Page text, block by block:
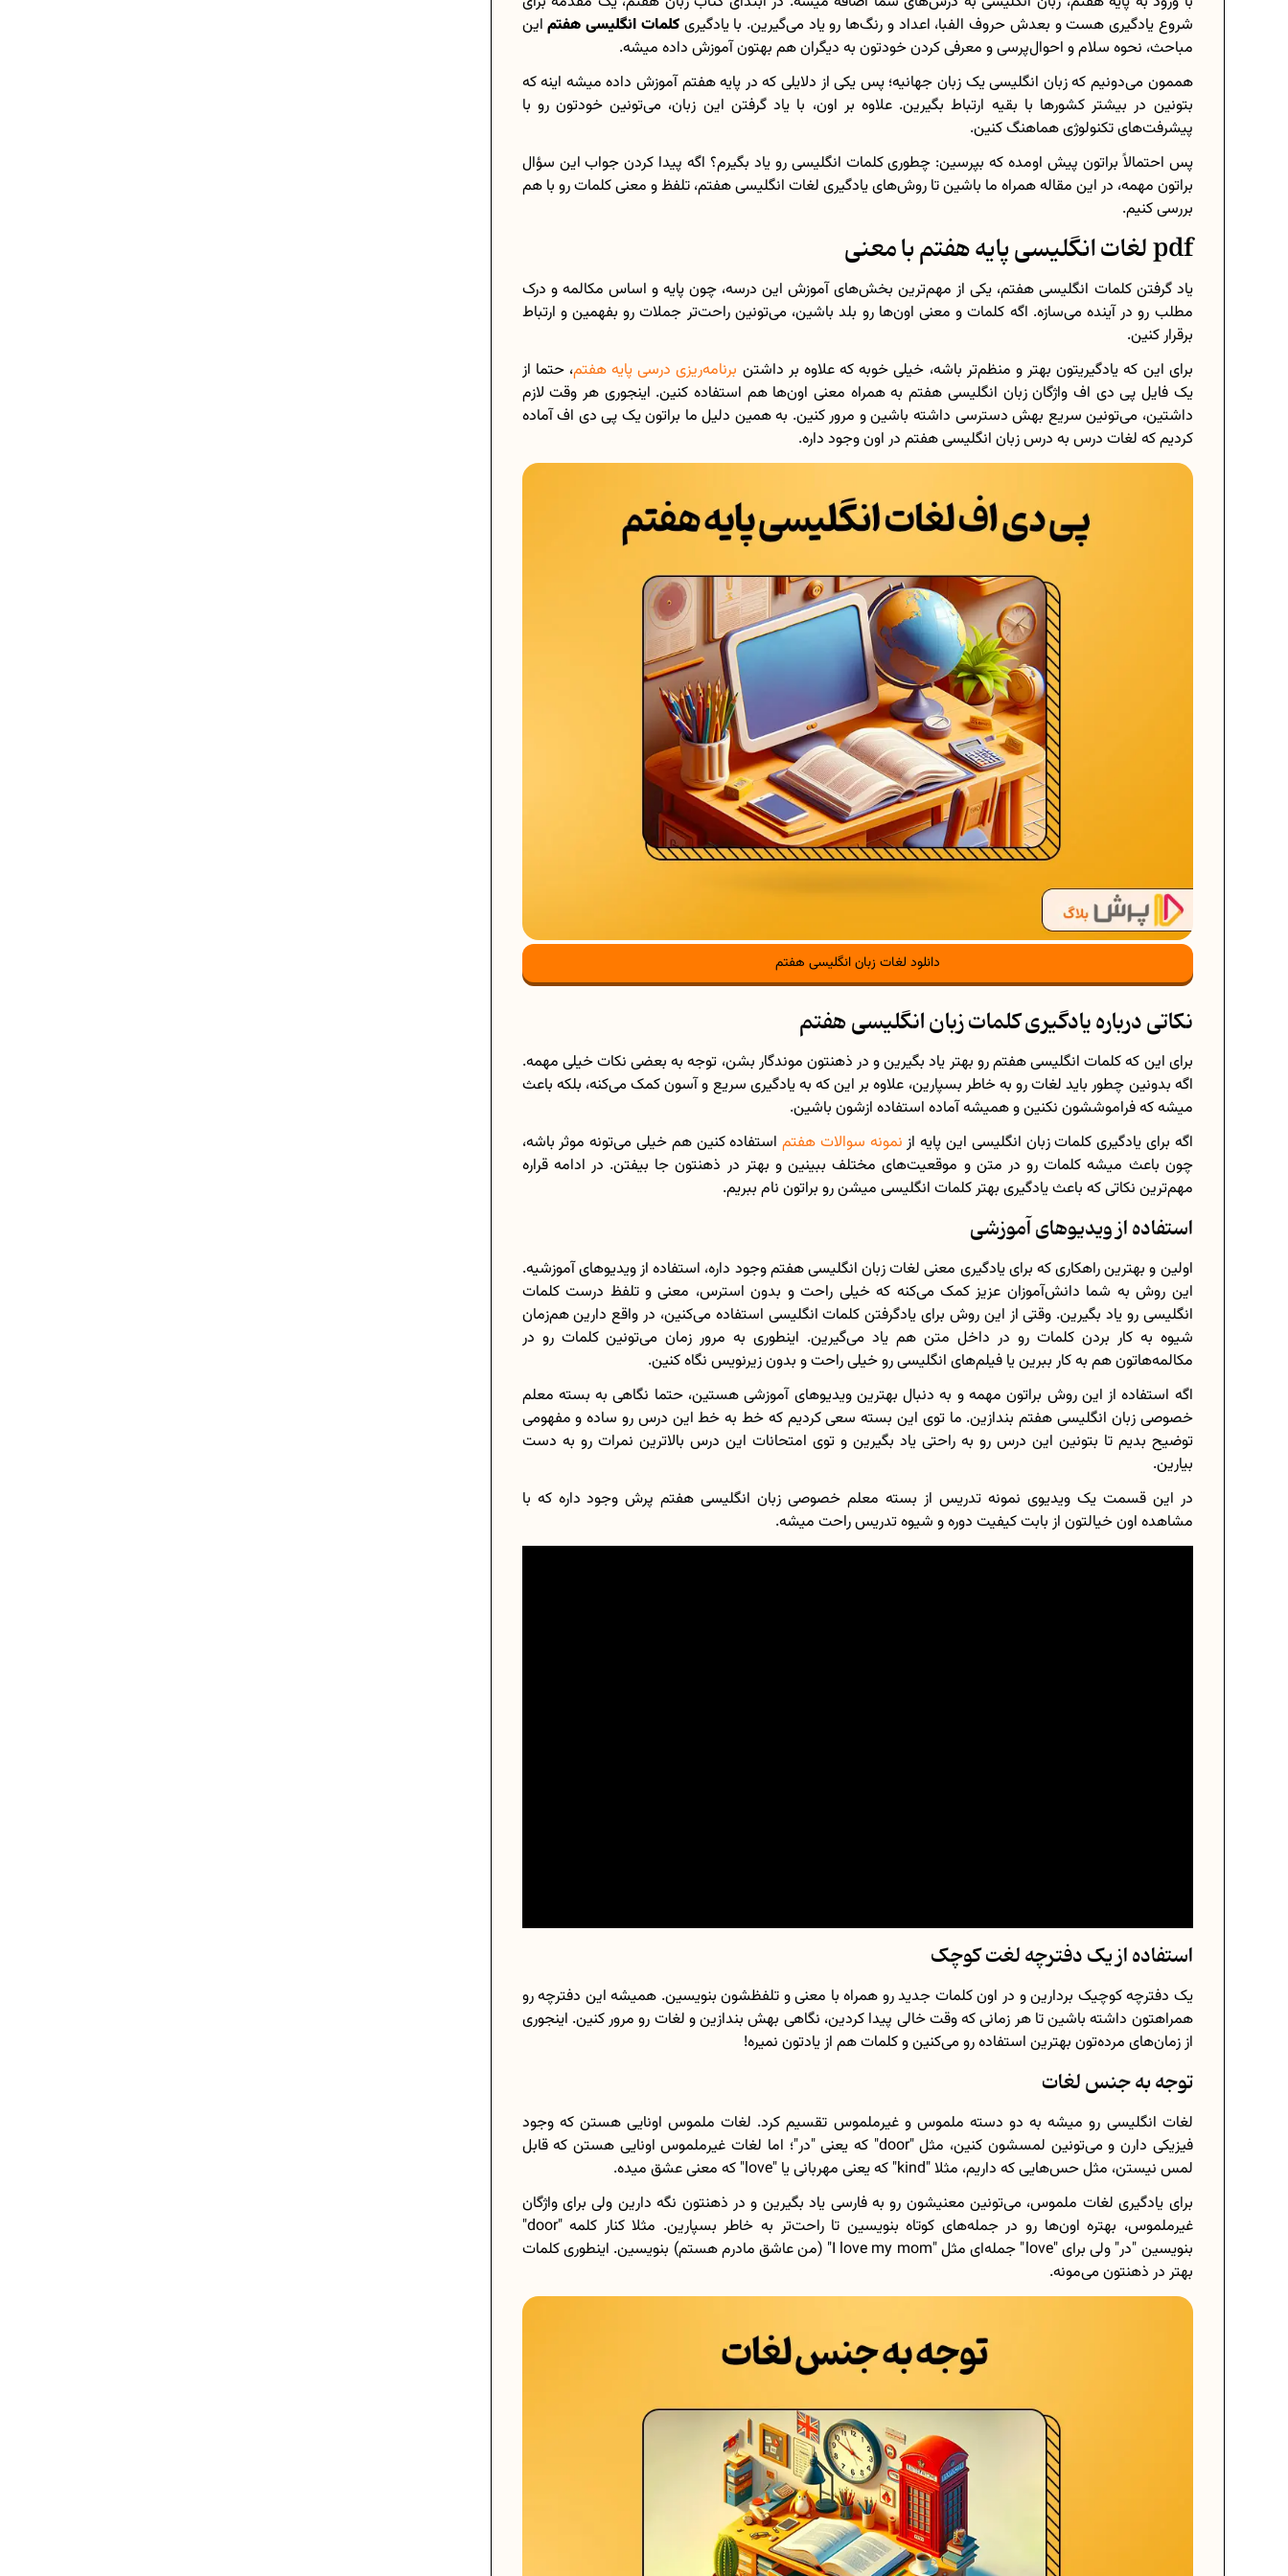
برنامه‌ ریزی درسی هشتم
چگونه برنامه‌ ریزی درسی کنیم؟
دانلود رایگان نمونه سوالات امتحانی...
دانلود رایگان کتاب‌های دوازدهم...
اعداد صحیح، طبیعی و گویا چه اعدادی...
برنامه‌ ریزی درسی هشتم
دانلود رایگان نمونه سوالات امتحانی...
اعداد صحیح، طبیعی و گویا چه اعدادی...
شروع یادگیری هست و بعدش حروف الفبا، اعداد و رنگ‌ها رو یاد می‌گیرین. با یادگیریکلمات انگلیسی هفتماین
مباحث، نحوه سلام و احوال‌پرسی و معرفی کردن خودتون به دیگران هم بهتون آموزش داده میشه.
هممون می‌دونیم که زبان انگلیسی یک زبان جهانیه؛ پس یکی از دلایلی که در پایه هفتم آموزش داده میشه اینه که
بتونین در بیشتر کشورها با بقیه ارتباط بگیرین. علاوه بر اون، با یاد گرفتن این زبان، می‌تونین خودتون رو با
پیشرفت‌های تکنولوژی هماهنگ کنین.
پس احتمالاً براتون پیش اومده که بپرسین: چطوری کلمات انگلیسی رو یاد بگیرم؟ اگه پیدا کردن جواب این سؤال
براتون مهمه، در این مقاله همراه ما باشین تا روش‌های یادگیری لغات انگلیسی هفتم، تلفظ و معنی کلمات رو با هم
بررسی کنیم.
pdf لغات انگلیسی پایه هفتم با معنی
یاد گرفتن کلمات انگلیسی هفتم، یکی از مهم‌ترین بخش‌های آموزش این درسه، چون پایه و اساس مکالمه و درک
مطلب رو در آینده می‌سازه. اگه کلمات و معنی اون‌ها رو بلد باشین، می‌تونین راحت‌تر جملات رو بفهمین و ارتباط
برقرار کنین.
برای این که یادگیریتون بهتر و منظم‌تر باشه، خیلی خوبه که علاوه بر داشتن برنامه‌ریزی درسی پایه هفتم، حتما از
یک فایل پی‌ دی‌ اف واژگان زبان انگلیسی هفتم به همراه معنی اون‌ها هم استفاده کنین. اینجوری هر وقت لازم
داشتین، می‌تونین سریع بهش دسترسی داشته باشین و مرور کنین. به همین دلیل ما براتون یک پی دی اف آماده
کردیم که لغات درس به درس زبان انگلیسی هفتم در اون وجود داره.
دانلود لغات زبان انگلیسی هفتم
نکاتی درباره یادگیری کلمات زبان انگلیسی هفتم
برای این که کلمات انگلیسی هفتم رو بهتر یاد بگیرین و در ذهنتون موندگار بشن، توجه به بعضی نکات خیلی مهمه.
اگه بدونین چطور باید لغات رو به خاطر بسپارین، علاوه بر این که به یادگیری سریع و آسون کمک می‌کنه، بلکه باعث
میشه که فراموششون نکنین و همیشه آماده استفاده ازشون باشین.
اگه برای یادگیری کلمات زبان انگلیسی این پایه از نمونه سوالات هفتم
استفاده کنین هم خیلی می‌‎تونه موثر باشه،
چون باعث میشه کلمات رو در متن و موقعیت‌‎های مختلف ببینین و بهتر در ذهنتون جا بیفتن. در ادامه قراره
مهم‌ترین نکاتی که باعث یادگیری بهتر کلمات انگلیسی میشن رو براتون نام ببریم.
استفاده از ویدیوهای آموزشی
اولین و بهترین راهکاری که برای یادگیری معنی لغات زبان انگلیسی هفتم وجود داره، استفاده از ویدیوهای آموزشیه.
این روش به شما دانش‌آموزان عزیز کمک می‌کنه که خیلی راحت و بدون استرس، معنی و تلفظ درست کلمات
انگلیسی رو یاد بگیرین. وقتی از این روش برای یادگرفتن کلمات انگلیسی استفاده می‌کنین، در واقع دارین هم‌زمان
شیوه به کار بردن کلمات رو در داخل متن هم یاد می‌گیرین. اینطوری به مرور زمان می‌تونین کلمات رو در
مکالمه‌هاتون هم به کار ببرین یا فیلم‌های انگلیسی رو خیلی راحت و بدون زیرنویس نگاه کنین.
اگه استفاده از این روش براتون مهمه و به دنبال بهترین ویدیوهای آموزشی هستین، حتما نگاهی به بسته معلم
خصوصی زبان انگلیسی هفتم بندازین. ما توی این بسته سعی کردیم که خط به خط این درس رو ساده و مفهومی
توضیح بدیم تا بتونین این درس رو به راحتی یاد بگیرین و توی امتحانات این درس بالاترین نمرات رو به دست
بیارین.
در این قسمت یک ویدیوی نمونه تدریس از بسته معلم خصوصی زبان انگلیسی هفتم پرش وجود داره که با
مشاهده اون خیالتون از بابت کیفیت دوره و شیوه تدریس راحت میشه.
استفاده از یک دفترچه لغت کوچک
یک دفترچه کوچیک بردارین و در اون کلمات جدید رو همراه با معنی و تلفظشون بنویسین. همیشه این دفترچه رو
همراهتون داشته باشین تا هر زمانی که وقت خالی پیدا کردین، نگاهی بهش بندازین و لغات رو مرور کنین. اینجوری
از زمان‌های مرده‌تون بهترین استفاده رو می‌کنین و کلمات هم از یادتون نمیره!
توجه به جنس لغات
لغات انگلیسی رو میشه به دو دسته ملموس و غیرملموس تقسیم کرد. لغات ملموس اونایی هستن که وجود
فیزیکی دارن و می‌تونین لمسشون کنین، مثل "door" که یعنی "در"؛ اما لغات غیرملموس اونایی هستن که قابل
لمس نیستن، مثل حس‌هایی که داریم، مثلا "kind" که یعنی مهربانی یا "love" که معنی عشق میده.
برای یادگیری لغات ملموس، می‌تونین معنیشون رو به فارسی یاد بگیرین و در ذهنتون نگه دارین ولی برای واژگان
غیرملموس، بهتره اون‌ها رو در جمله‌های کوتاه بنویسین تا راحت‌تر به خاطر بسپارین. مثلا کنار کلمه "door"
بنویسین "در" ولی برای "love" جمله‌ای مثل "I love my mom" (من عاشق مادرم هستم) بنویسین. اینطوری کلمات
بهتر در ذهنتون می‌مونه.